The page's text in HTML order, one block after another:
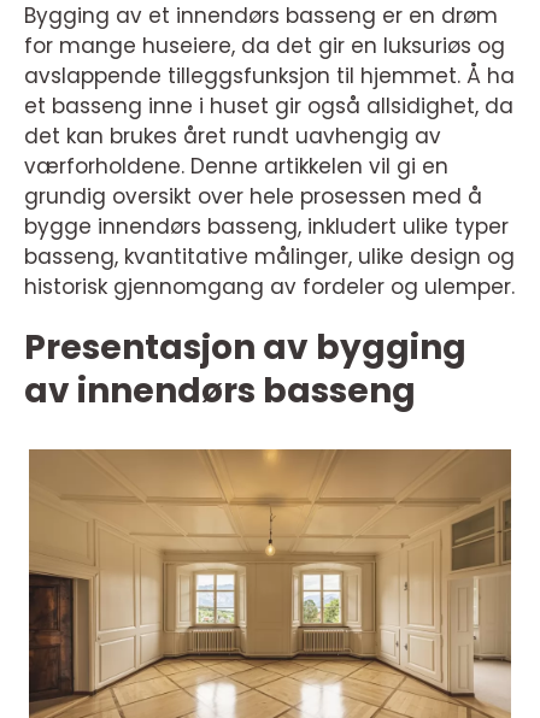
Bygging av et innendørs basseng er en drøm
for mange huseiere, da det gir en luksuriøs og
avslappende tilleggsfunksjon til hjemmet. Å ha
et basseng inne i huset gir også allsidighet, da
det kan brukes året rundt uavhengig av
værforholdene. Denne artikkelen vil gi en
grundig oversikt over hele prosessen med å
bygge innendørs basseng, inkludert ulike typer
basseng, kvantitative målinger, ulike design og
historisk gjennomgang av fordeler og ulemper.
Presentasjon av bygging
av innendørs basseng